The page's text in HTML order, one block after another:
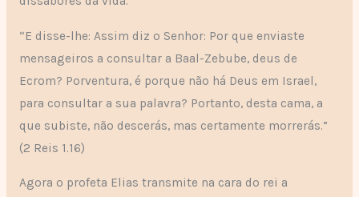
“E disse-lhe: Assim diz o Senhor: Por que enviaste
mensageiros a consultar a Baal-Zebube, deus de
Ecrom? Porventura, é porque não há Deus em Israel,
para consultar a sua palavra? Portanto, desta cama, a
que subiste, não descerás, mas certamente morrerás.”
(2 Reis 1.16)
Agora o profeta Elias transmite na cara do rei a